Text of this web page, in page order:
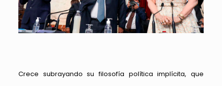
Crece subrayando su filosofía política implícita, que